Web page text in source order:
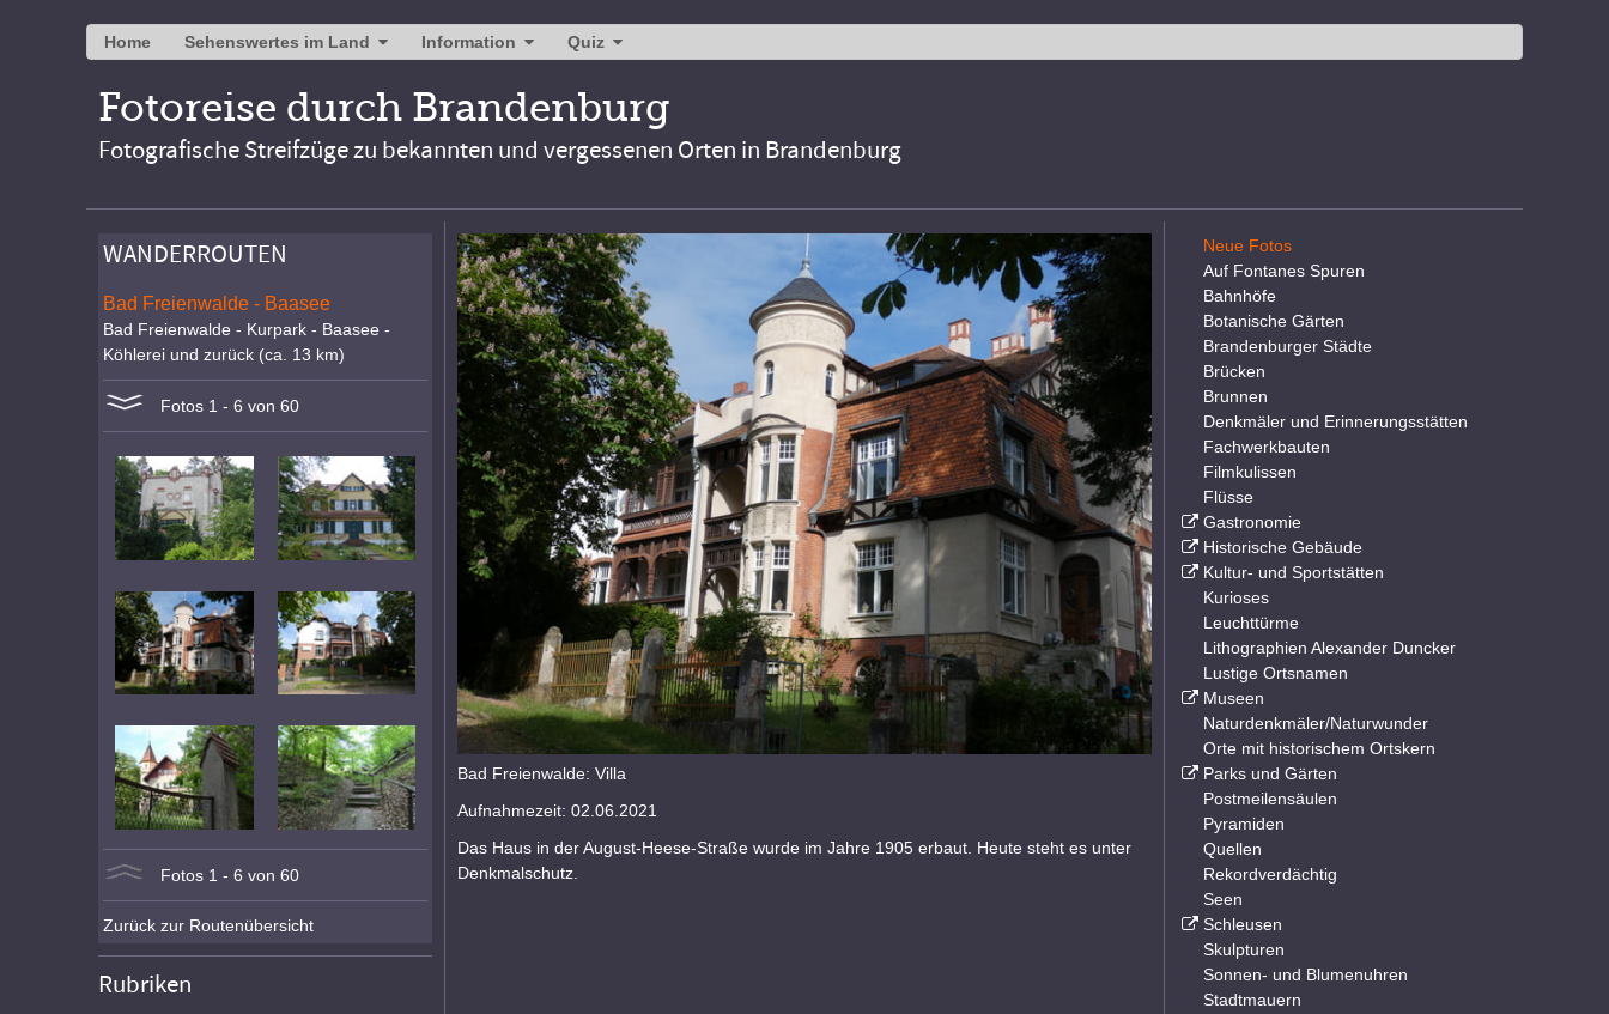
Home Sehenswertes im Land Information Quiz
Fotoreise durch Brandenburg
Fotografische Streifzüge zu bekannten und vergessenen Orten in Brandenburg
Bad Freienwalde: Villa
Aufnahmezeit: 02.06.2021
Das Haus in der August-Heese-Straße wurde im Jahre 1905 erbaut. Heute steht es unter
Denkmalschutz.
WANDERROUTEN
Bad Freienwalde - Baasee
Bad Freienwalde - Kurpark - Baasee -
Köhlerei und zurück (ca. 13 km)
Fotos 1 - 6 von 60
Fotos 1 - 6 von 60
Zurück zur Routenübersicht
Rubriken
Neue Fotos
Auf Fontanes Spuren
Bahnhöfe
Botanische Gärten
Brandenburger Städte
Brücken
Brunnen
Denkmäler und Erinnerungsstätten
Fachwerkbauten
Filmkulissen
Flüsse
Gastronomie
Historische Gebäude
Kultur- und Sportstätten
Kurioses
Leuchttürme
Lithographien Alexander Duncker
Lustige Ortsnamen
Museen
Naturdenkmäler/Naturwunder
Orte mit historischem Ortskern
Parks und Gärten
Postmeilensäulen
Pyramiden
Quellen
Rekordverdächtig
Seen
Schleusen
Skulpturen
Sonnen- und Blumenuhren
Stadtmauern